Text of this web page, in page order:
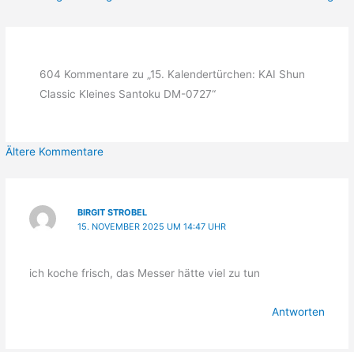
604 Kommentare zu „15. Kalendertürchen: KAI Shun
Classic Kleines Santoku DM-0727“
Neuere
Ältere Kommentare
BIRGIT STROBEL
15. NOVEMBER 2025 UM 14:47 UHR
ich koche frisch, das Messer hätte viel zu tun
Antworten